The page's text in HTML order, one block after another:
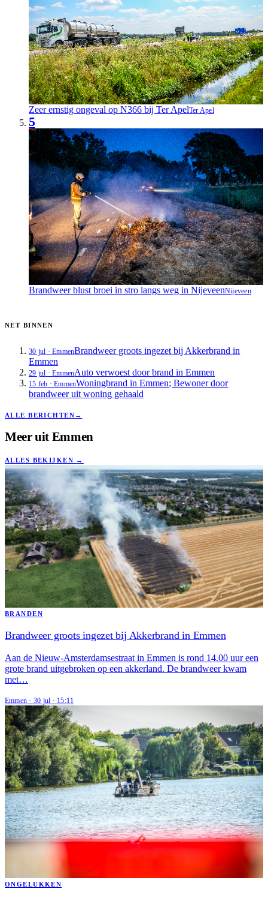
Zeer ernstig ongeval op N366 bij Ter ApelTer Apel
5
Brandweer blust broei in stro langs weg in NijeveenNijeveen
NET BINNEN
30 jul ·EmmenBrandweer groots ingezet bij Akkerbrand in
Emmen
29 jul ·EmmenAuto verwoest door brand in Emmen
15 feb ·EmmenWoningbrand in Emmen; Bewoner door
brandweer uit woning gehaald
ALLE BERICHTEN →
Meer uit Emmen
ALLES BEKIJKEN →
BRANDEN
Brandweer groots ingezet bij Akkerbrand in Emmen
Aan de Nieuw-Amsterdamsestraat in Emmen is rond 14.00 uur een
grote brand uitgebroken op een akkerland. De brandweer kwam
met…
Emmen · 30 jul · 15:11
ONGELUKKEN